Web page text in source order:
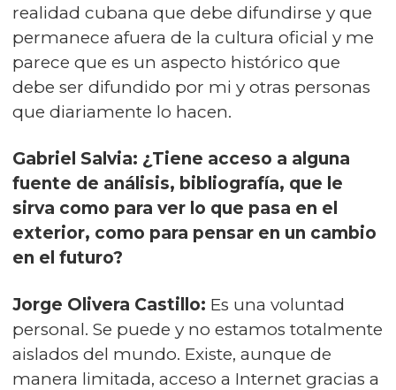
realidad cubana que debe difundirse y que
permanece afuera de la cultura oficial y me
parece que es un aspecto histórico que
debe ser difundido por mi y otras personas
que diariamente lo hacen.
Gabriel Salvia: ¿Tiene acceso a alguna
fuente de análisis, bibliografía, que le
sirva como para ver lo que pasa en el
exterior, como para pensar en un cambio
en el futuro?
Jorge Olivera Castillo: Es una voluntad
personal. Se puede y no estamos totalmente
aislados del mundo. Existe, aunque de
manera limitada, acceso a Internet gracias a